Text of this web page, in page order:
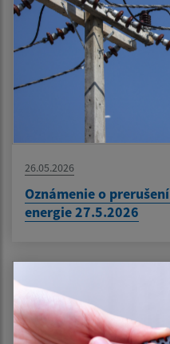
26.05.2026
Oznámenie o
energie 27.5.2026